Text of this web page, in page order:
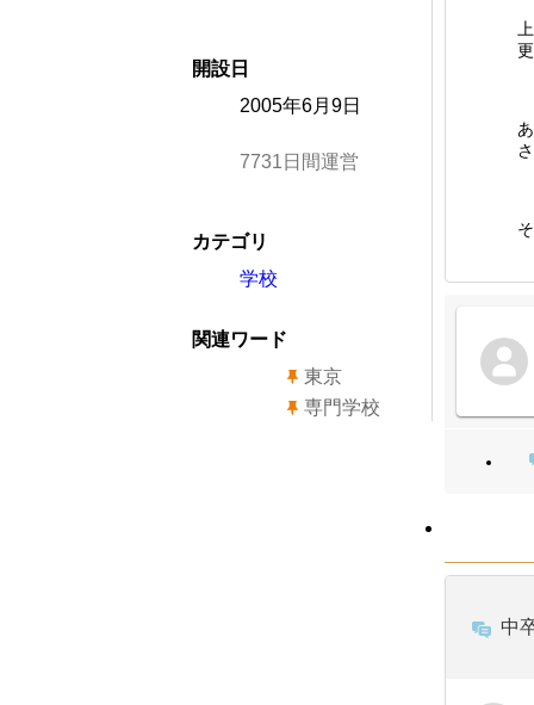
中
開設日
2005年6月9日
7731日間運営
カテゴリ
学校
関連ワード
東京
専門学校